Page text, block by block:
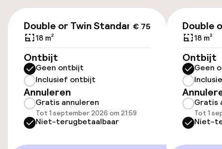
Openbaar parkeren
Fietsenstalling
Fietsverhuur
Toegankelijkheid
€ 75
Double or Twin Standard
18 m²
Ontbijt
Geen ontbijt
Inclusief ontbijt
Annuleren
Gratis annuleren
Tot 1 september 2026 om 21:59
Niet-terugbetaalbaar
Double
18 m²
Ontbijt
Geen
Gratis
Tot 1
Niet-